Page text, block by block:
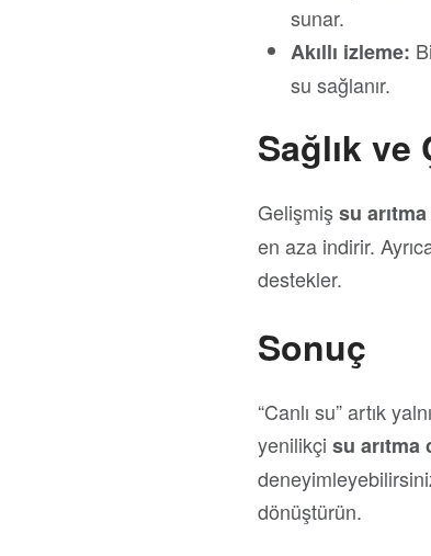
sunar.
Akıllı izleme:
su sağlanır.
Sağlık
Gelişmişsu
en aza indirir.
destekler.
Sonuç
“Canlı su” artık
yenilikçisu arıtma
dönüştürün.